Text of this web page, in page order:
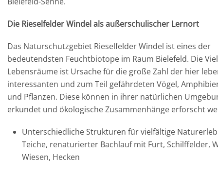
Die Rieselfelder Windel als außerschulischer Lernort
Das Naturschutzgebiet Rieselfelder Windel ist eines der
bedeutendsten Feuchtbiotope im Raum Bielefeld. Die
Lebensräume ist Ursache für die große Zahl der hier
interessanten und zum Teil gefährdeten Vögel,
und Pflanzen. Diese können in ihrer natürlichen
erkundet und ökologische Zusammenhänge erforscht
Unterschiedliche Strukturen für vielfältige
Teiche, renaturierter Bachlauf mit Furt, Schilffelder,
Wiesen, Hecken